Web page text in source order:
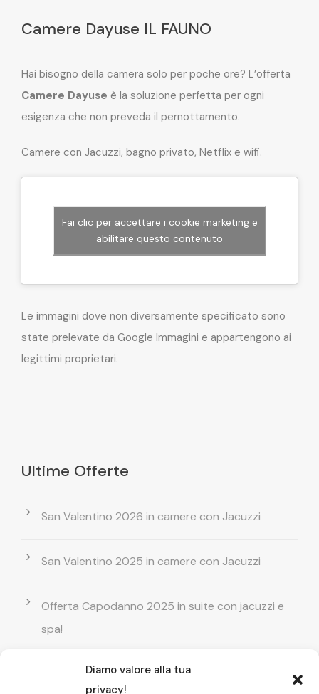
Diamo valore alla tua
privacy!
Camere Dayuse IL FAUNO
Hai bisogno della camera solo per poche ore? L’offerta
Camere Dayuse è la soluzione perfetta per ogni
esigenza che non preveda il pernottamento.
Camere con Jacuzzi, bagno privato, Netflix e wifi.
Fai clic per accettare i cookie marketing e
abilitare questo contenuto
Le immagini dove non diversamente specificato sono
state prelevate da Google Immagini e appartengono ai
legittimi proprietari.
Ultime Offerte
San Valentino 2026 in camere con Jacuzzi
San Valentino 2025 in camere con Jacuzzi
Offerta Capodanno 2025 in suite con jacuzzi e
spa!
Offerta Natale in camera con vasca